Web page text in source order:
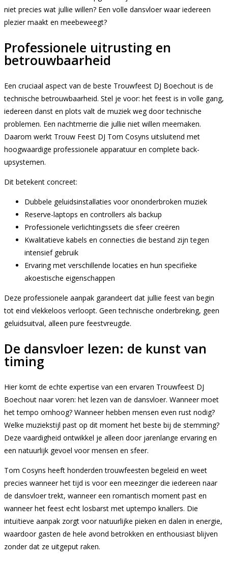
niet precies wat jullie willen? Een volle dansvloer waar iedereen
plezier maakt en meebeweegt?
Professionele uitrusting en
betrouwbaarheid
Een cruciaal aspect van de beste Trouwfeest DJ Boechout is de
technische betrouwbaarheid. Stel je voor: het feest is in volle gang,
iedereen danst en plots valt de muziek weg door technische
problemen. Een nachtmerrie die jullie niet willen meemaken.
Daarom werkt Trouw Feest DJ Tom Cosyns uitsluitend met
hoogwaardige professionele apparatuur en complete back-
upsystemen.
Dit betekent concreet:
Dubbele geluidsinstallaties voor ononderbroken muziek
Reserve-laptops en controllers als backup
Professionele verlichtingssets die sfeer creëren
Kwalitatieve kabels en connecties die bestand zijn tegen
intensief gebruik
Ervaring met verschillende locaties en hun specifieke
akoestische eigenschappen
Deze professionele aanpak garandeert dat jullie feest van begin
tot eind vlekkeloos verloopt. Geen technische onderbreking, geen
geluidsuitval, alleen pure feestvreugde.
De dansvloer lezen: de kunst van
timing
Hier komt de echte expertise van een ervaren Trouwfeest DJ
Boechout naar voren: het lezen van de dansvloer. Wanneer moet
het tempo omhoog? Wanneer hebben mensen even rust nodig?
Welke muziekstijl past op dit moment het beste bij de stemming?
Deze vaardigheid ontwikkel je alleen door jarenlange ervaring en
een natuurlijk gevoel voor mensen en sfeer.
Tom Cosyns heeft honderden trouwfeesten begeleid en weet
precies wanneer het tijd is voor een meezinger die iedereen naar
de dansvloer trekt, wanneer een romantisch moment past en
wanneer het feest echt losbarst met uptempo knallers. Die
intuïtieve aanpak zorgt voor natuurlijke pieken en dalen in energie,
waardoor gasten de hele avond betrokken en enthousiast blijven
zonder dat ze uitgeput raken.